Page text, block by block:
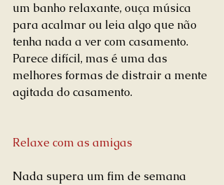
um banho relaxante, ouça música
para acalmar ou leia algo que não
tenha nada a ver com casamento.
Parece difícil, mas é uma das
melhores formas de distrair a mente
agitada do casamento.
Relaxe com as amigas
Nada supera um fim de semana